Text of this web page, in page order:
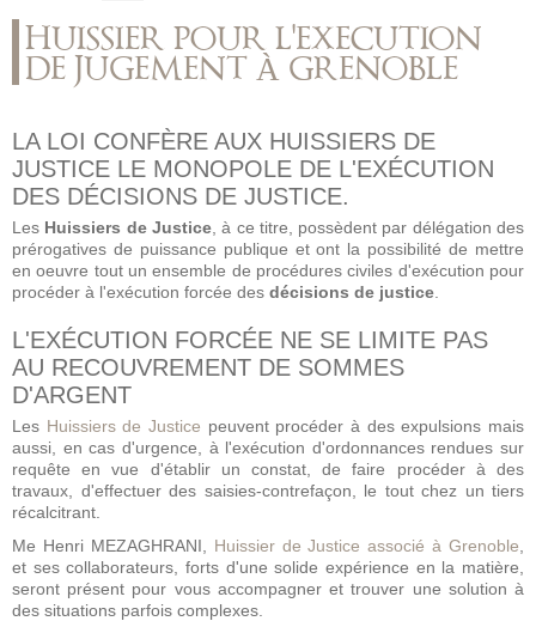
HUISSIER POUR L'EXECUTION
DE JUGEMENT À GRENOBLE
LA LOI CONFÈRE AUX HUISSIERS DE
JUSTICE LE MONOPOLE DE L'EXÉCUTION
DES DÉCISIONS DE JUSTICE.
Les Huissiers de Justice, à ce titre, possèdent par délégation des
prérogatives de puissance publique et ont la possibilité de mettre
en oeuvre tout un ensemble de procédures civiles d'exécution pour
procéder à l'exécution forcée des décisions de justice
L'EXÉCUTION FORCÉE NE SE LIMITE PAS
AU RECOUVREMENT DE SOMMES
D'ARGENT
Les Huissiers de Justice peuvent procéder à des expulsions mais
aussi, en cas d'urgence, à l'exécution d'ordonnances rendues sur
requête en vue d'établir un constat, de faire procéder à des
travaux, d'effectuer des saisies-contrefaçon, le tout chez un tiers
récalcitrant.
Me Henri MEZAGHRANI, Huissier de Justice associé à Grenoble
et ses collaborateurs, forts d'une solide expérience en la matière,
seront présent pour vous accompagner et trouver une solution à
des situations parfois complexes.